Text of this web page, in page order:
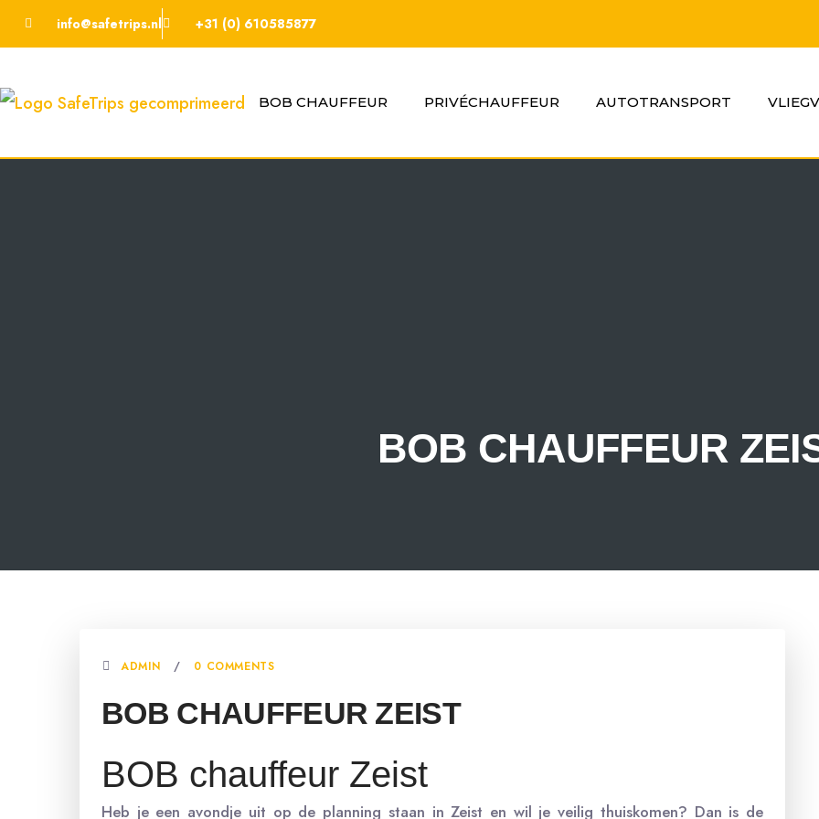
info@safetrips.nl +31 (0) 610585877
BOB CHAUFFEUR PRIVÉCHAUFFEUR AUTOTRANSPORT
BOB CHAUFFEUR
ADMIN 0 COMMENTS
BOB CHAUFFEUR ZEIST
BOB chauffeur Zeist
Heb je een avondje uit op de planning staan in Zeist en wil je veilig thuiskomen? Dan is de